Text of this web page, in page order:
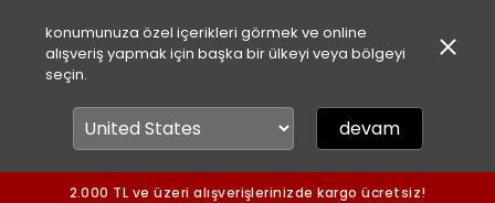
konumunuza özel içerikleri görmek ve online
alışveriş yapmak için başka bir ülkeyi veya bölgeyi
seçin.
devam
2.000 TL ve üzeri alışverişlerinizde kargo ücretsiz!